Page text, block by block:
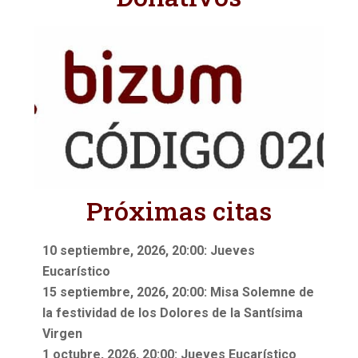
Próximas citas
10 septiembre, 2026, 20:00: Jueves
Eucarístico
15 septiembre, 2026, 20:00: Misa Solemne de
la festividad de los Dolores de la Santísima
Virgen
1 octubre, 2026, 20:00: Jueves Eucarístico